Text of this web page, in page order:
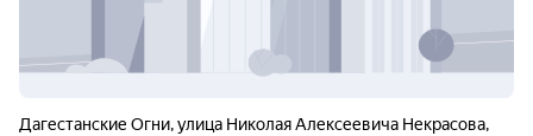
Дагестанские Огни,улица Николая Алексеевича Некрасова,